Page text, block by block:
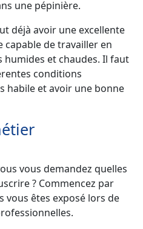
une pépinière.
déjà avoir une excellente
capable de travailler en
humides et chaudes. Il faut
conditions
habile et avoir une bonne
vous demandez quelles
? Commencez par
vous êtes exposé lors de